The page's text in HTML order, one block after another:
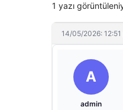
1 yazı
14/05/2026: 12:51
A
admin